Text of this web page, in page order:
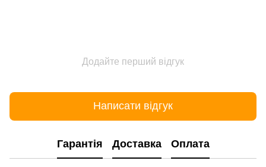
Додайте перший відгук
Написати відгук
Гарантія Доставка Оплата